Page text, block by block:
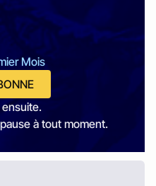
Mois
à tout moment.